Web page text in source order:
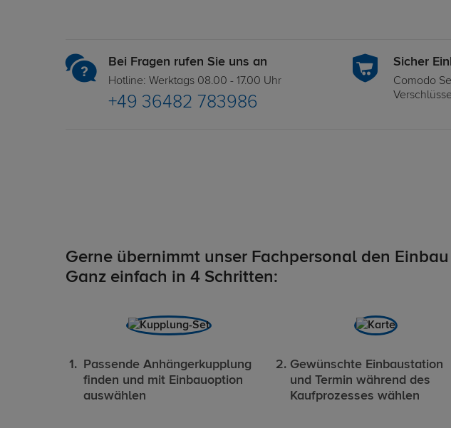
Bei Fragen rufen Sie uns an
Hotline: Werktags 08.00 - 17.00 Uhr
+49 36482 783986
Sicher
Comodo
Gerne übernimmt unser Fachpersonal den Einbau
Ganz einfach in 4 Schritten:
Passende Anhängerkupplung
finden und mit Einbauoption
auswählen
Gewünschte Einbaustation
und Termin während des
Kaufprozesses wählen